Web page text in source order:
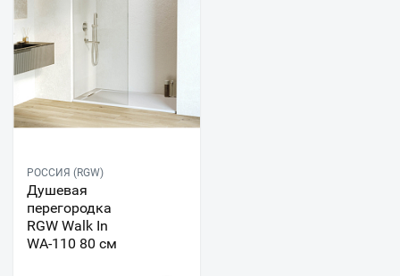
РОССИЯ (RGW)
Душевая
перегородка
RGW Walk In
WA-110 80 см